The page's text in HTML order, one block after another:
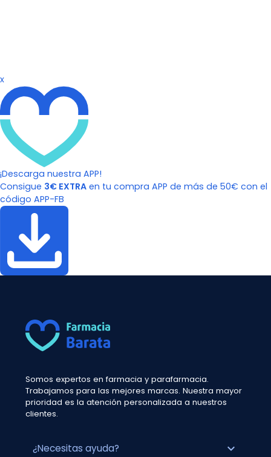
x
¡Descarga nuestra APP!
Consigue 3€ EXTRA en tu compra APP de más de 50€ con el
código APP-FB
Somos expertos en farmacia y parafarmacia.
Trabajamos para las mejores marcas. Nuestra mayor
prioridad es la atención personalizada a nuestros
clientes.
¿Necesitas ayuda? expand_more